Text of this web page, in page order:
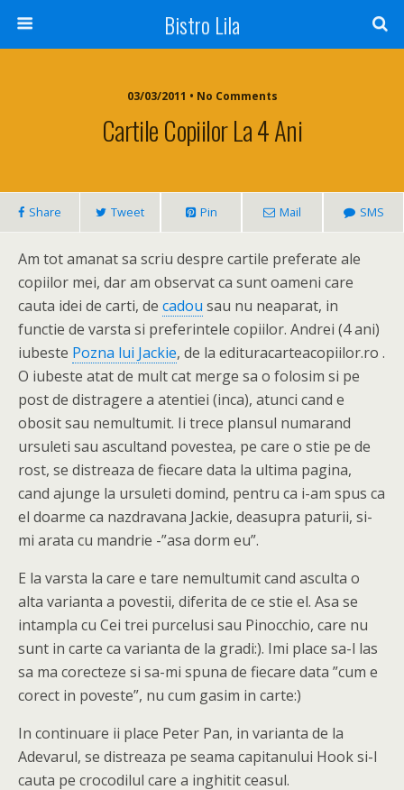
Bistro Lila
03/03/2011 • No Comments
Cartile Copiilor La 4 Ani
Share Tweet Pin Mail SMS
Am tot amanat sa scriu despre cartile preferate ale
copiilor mei, dar am observat ca sunt oameni care
cauta idei de carti, de cadou sau nu neaparat, in
functie de varsta si preferintele copiilor. Andrei (4 ani)
iubeste Pozna lui Jackie, de la edituracarteacopiilor.ro .
O iubeste atat de mult cat merge sa o folosim si pe
post de distragere a atentiei (inca), atunci cand e
obosit sau nemultumit. Ii trece plansul numarand
ursuleti sau ascultand povestea, pe care o stie pe de
rost, se distreaza de fiecare data la ultima pagina,
cand ajunge la ursuleti domind, pentru ca i-am spus ca
el doarme ca nazdravana Jackie, deasupra paturii, si-
mi arata cu mandrie -”asa dorm eu”.
E la varsta la care e tare nemultumit cand asculta o
alta varianta a povestii, diferita de ce stie el. Asa se
intampla cu Cei trei purcelusi sau Pinocchio, care nu
sunt in carte ca varianta de la gradi:). Imi place sa-l las
sa ma corecteze si sa-mi spuna de fiecare data ”cum e
corect in poveste”, nu cum gasim in carte:)
In continuare ii place Peter Pan, in varianta de la
Adevarul, se distreaza pe seama capitanului Hook si-l
cauta pe crocodilul care a inghitit ceasul.